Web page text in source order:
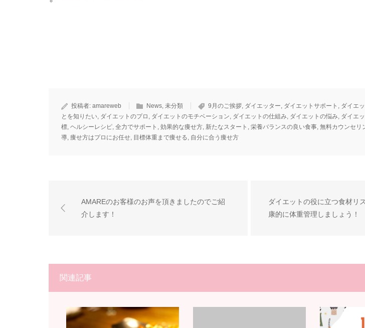
投稿者: amareweb News, 未分類 9月のご挨拶, ダイエッター, ダイエットサポート , ダイエ
とを知りたい, ダイエットのプロ , ダイエットのモチベーション, ダイエットの仕組み, ダイエットの悩み, ダイエ
標, ヘルシーレシピ, 全力でサポート , 効果的な痩せ方, 新たなスタート , 栄養バランスの良い食事, 無料カウンセリ
導, 痩せ方はプロにお任せ, 目標体重まで痩せる, 自分に合う痩せ方
AMAREのお客様のお声を頂きましたのでご紹
介します！
ダイエットの役に立つ食材リ
康的に体重管理しましょう！
関連記事